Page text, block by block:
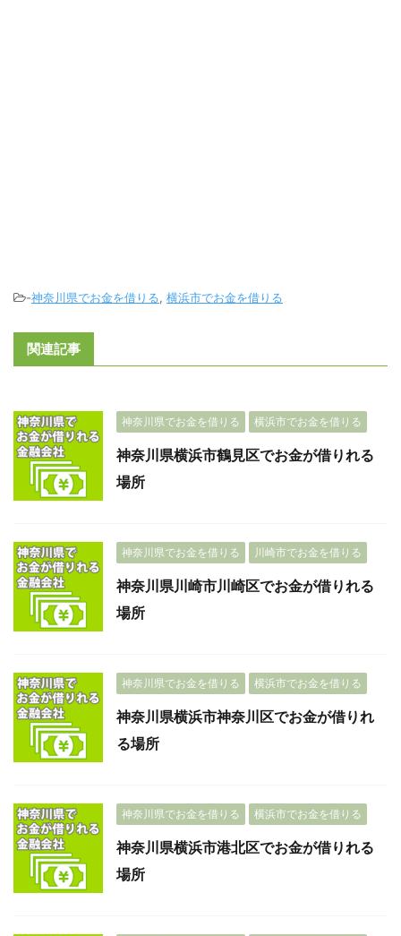
-神奈川県でお金を借りる, 横浜市でお金を借りる
関連記事
神奈川県でお金を借りる 横浜市でお金を借りる
神奈川県横浜市鶴見区でお金が借りれる
場所
神奈川県でお金を借りる 川崎市でお金を借りる
神奈川県川崎市川崎区でお金が借りれる
場所
神奈川県でお金を借りる 横浜市でお金を借りる
神奈川県横浜市神奈川区でお金が借りれ
る場所
神奈川県でお金を借りる 横浜市でお金を借りる
神奈川県横浜市港北区でお金が借りれる
場所